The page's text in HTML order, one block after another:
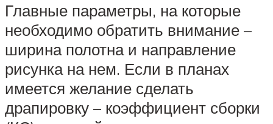
Главные параметры, на которые
необходимо обратить внимание –
ширина полотна и направление
рисунка на нем. Если в планах
имеется желание сделать
драпировку – коэффициент сборки